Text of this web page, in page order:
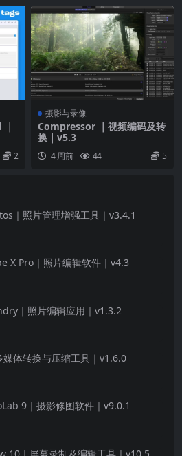
2
摄影与录像
Compressor ｜视频编码及转
换｜v5.3
4 周前 44 5
｜照片管理增强工具｜v3.4.1
X Pro｜照片编辑软件｜v4.3
｜照片编辑应用｜v1.3.2
体转换与压缩工具｜v1.6.0
9｜摄影修图软件｜v9.0.1
10｜屏幕录制及编辑工具｜v10.5